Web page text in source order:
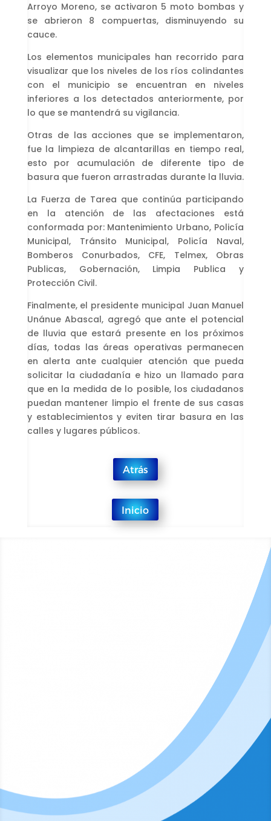
Arroyo Moreno, se activaron 5 moto bombas y
se abrieron 8 compuertas, disminuyendo su
cauce.
Los elementos municipales han recorrido para
visualizar que los niveles de los ríos colindantes
con el municipio se encuentran en niveles
inferiores a los detectados anteriormente, por
lo que se mantendrá su vigilancia.
Otras de las acciones que se implementaron,
fue la limpieza de alcantarillas en tiempo real,
esto por acumulación de diferente tipo de
basura que fueron arrastradas durante la lluvia.
La Fuerza de Tarea que continúa participando
en la atención de las afectaciones está
conformada por: Mantenimiento Urbano, Policía
Municipal, Tránsito Municipal, Policía Naval,
Bomberos Conurbados, CFE, Telmex, Obras
Publicas, Gobernación, Limpia Publica y
Protección Civil.
Finalmente, el presidente municipal Juan Manuel
Unánue Abascal, agregó que ante el potencial
de lluvia que estará presente en los próximos
días, todas las áreas operativas permanecen
en alerta ante cualquier atención que pueda
solicitar la ciudadanía e hizo un llamado para
que en la medida de lo posible, los ciudadanos
puedan mantener limpio el frente de sus casas
y establecimientos y eviten tirar basura en las
calles y lugares públicos.
Atrás
Inicio